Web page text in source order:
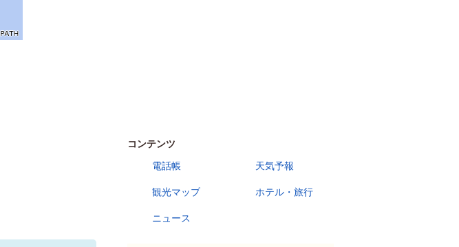
コンテンツ
電話帳
天気予報
観光マップ ホテル・旅行
ニュース